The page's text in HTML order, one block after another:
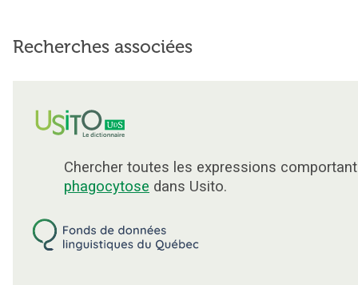
Recherches associées
Chercher toutes les expressions
phagocytose dans Usito.